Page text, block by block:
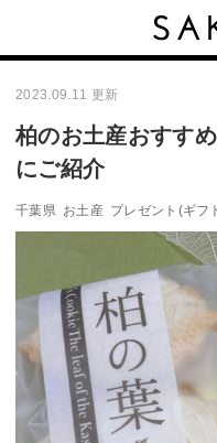
2023.09.11 更新
柏のお土産おすす
にご紹介
千葉県 お土産 プレゼント(ギフ